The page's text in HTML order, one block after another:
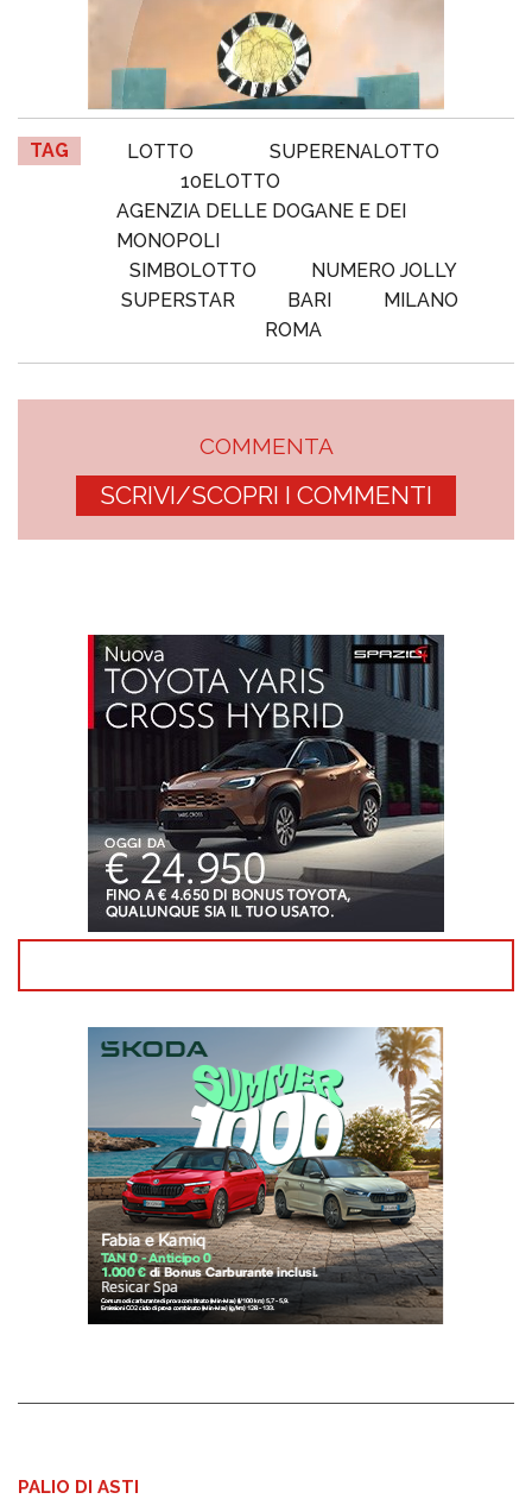
TAG LOTTO
SUPERENALOTTO
10ELOTTO
AGENZIA DELLE DOGANE E DEI
MONOPOLI
SIMBOLOTTO
NUMERO JOLLY
SUPERSTAR
BARI
MILANO
ROMA
COMMENTA
SCRIVI/SCOPRI I COMMENTI
PALIO DI ASTI